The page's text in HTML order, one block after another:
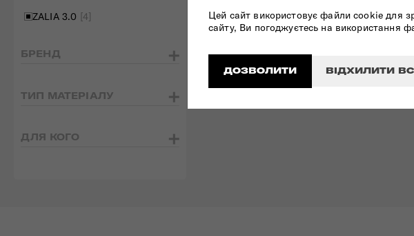
Цей сайт використовує файли cookie для
сайту, Ви погоджуєтесь на використання
ДОЗВОЛИТИ ВІДХИЛИТИ
БРЕНД
ТИП МАТЕРІАЛУ
ДЛЯ КОГО
ZALIA 3.0 [4]